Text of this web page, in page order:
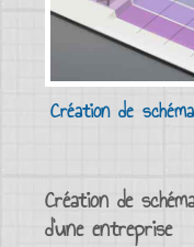
Création de
Création de
d’une entreprise